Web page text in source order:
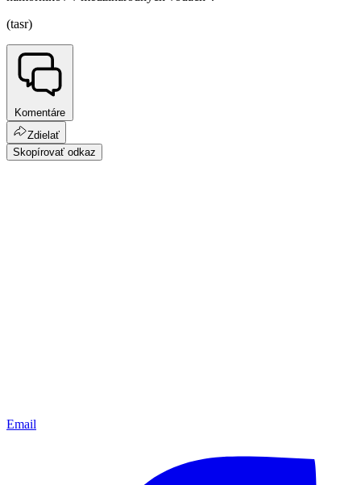
(tasr)
Komentáre
Zdielať
Skopírovať odkaz
Email